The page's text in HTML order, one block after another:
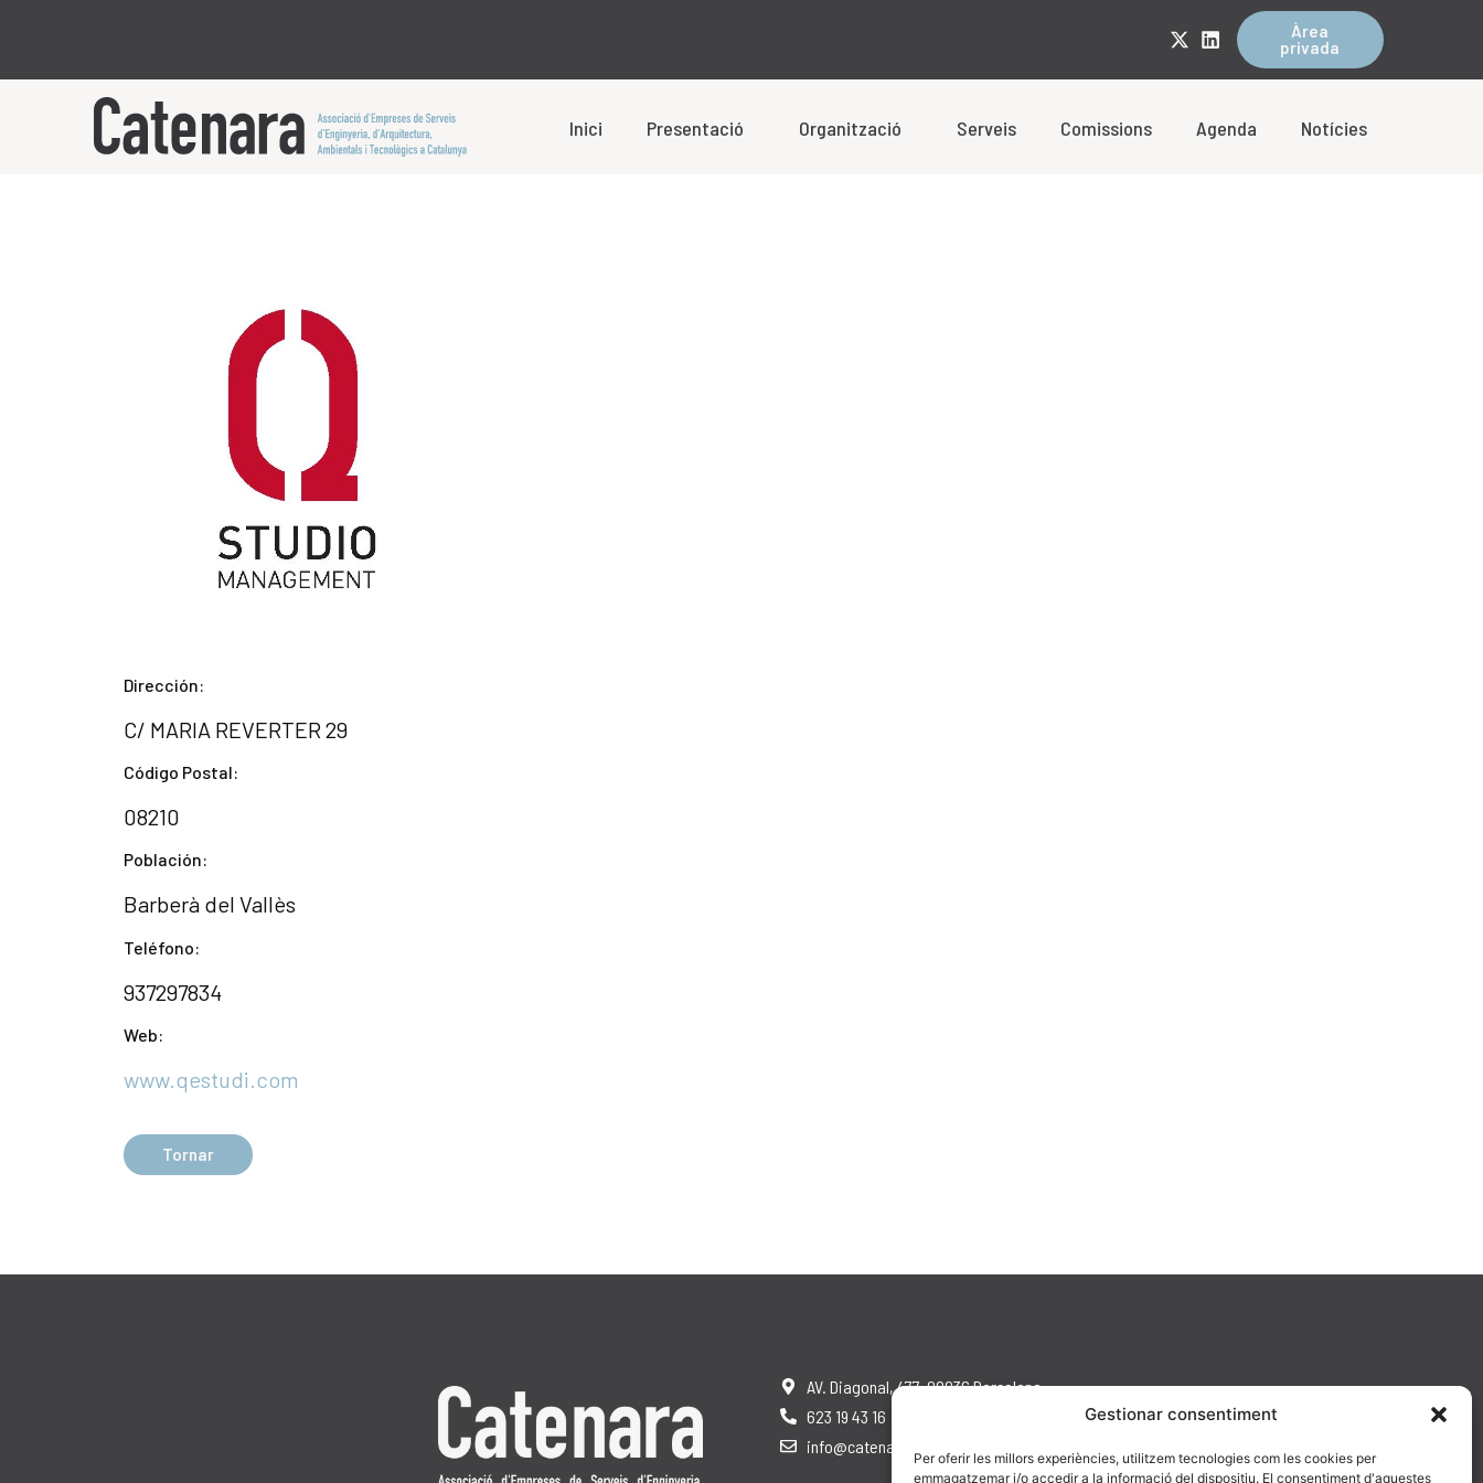
Gestionar consentiment
Per oferir les millors experiències, utilitzem tecnologies com les cookies per
emmagatzemar i/o accedir a la informació del dispositiu. El consentiment d'aquestes
Àrea
privada
Inici Presentació Organització Serveis Comissions Agenda Notícies
Dirección:
C/ MARIA REVERTER 29
Código Postal:
08210
Población:
Barberà del Vallès
Teléfono:
937297834
Web:
www.qestudi.com
Tornar
AV. Diagonal, 477, 08036 Barcelona
623 19 43 16
info@catenara.cat